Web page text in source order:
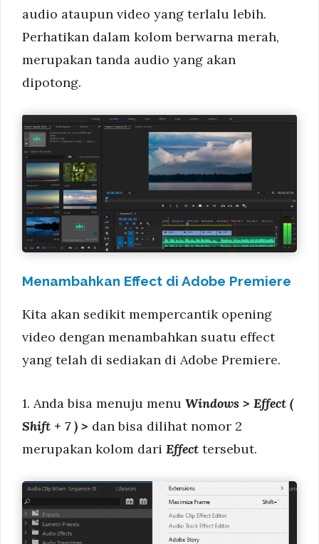
audio ataupun video yang terlalu lebih.
Perhatikan dalam kolom berwarna merah,
merupakan tanda audio yang akan
dipotong.
Menambahkan Effect di Adobe Premiere
Kita akan sedikit mempercantik opening
video dengan menambahkan suatu effect
yang telah di sediakan di Adobe Premiere.
1. Anda bisa menuju menu Windows > Effect (
Shift + 7 ) > dan bisa dilihat nomor 2
merupakan kolom dari Effect tersebut.